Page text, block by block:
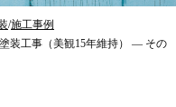
/施工事例
装工事（美観15年維持） ― その